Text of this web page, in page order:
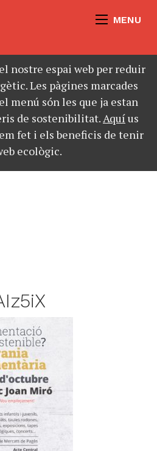
MENU
nostre espai web per reduir
Les pàgines marcades
menú són les que ja estan
de sostenibilitat.Aquíus
fet i els beneficis de tenir
ecològic.